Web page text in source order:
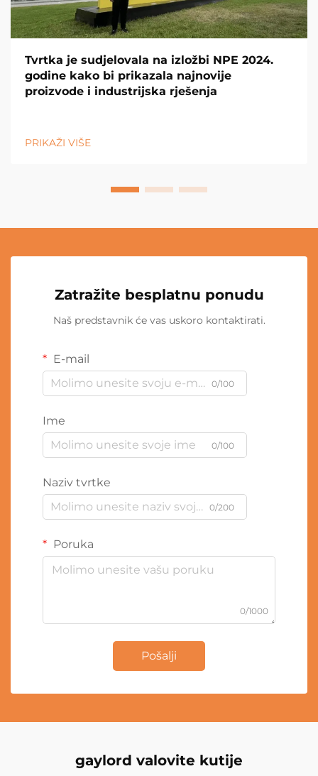
Tvrtka je sudjelovala na izložbi NPE 2024.
godine kako bi prikazala najnovije
proizvode i industrijska rješenja
PRIKAŽI VIŠE
Zatražite besplatnu ponudu
Naš predstavnik će vas uskoro kontaktirati.
E-mail
0/100
Ime
0/100
Naziv tvrtke
0/200
Poruka
0/1000
Pošalji
gaylord valovite kutije